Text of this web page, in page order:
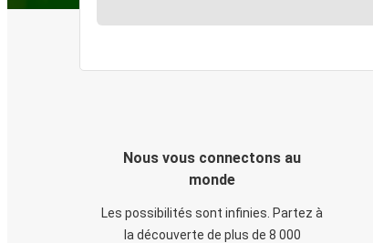
Nous vous connectons au
monde
Les possibilités sont infinies. Partez à
la découverte de plus de 8 000